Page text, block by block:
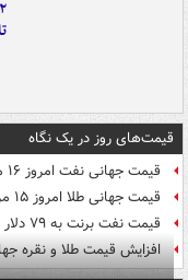
قیمت‌های روز در یک نگاه
قیمت جهانی نفت امروز ۱۶ مرداد
قیمت جهانی طلا امروز ۱۵ مرداد
قیمت نفت برنت به ۷۹ دلار رسید
افزایش قیمت طلا و نقره